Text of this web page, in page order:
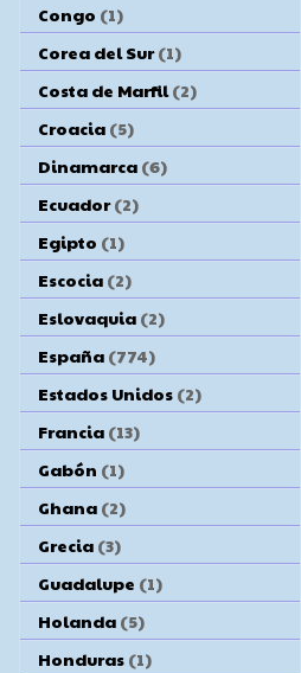
Congo (1)
Corea del Sur (1)
Costa de Marfil (2)
Croacia (5)
Dinamarca (6)
Ecuador (2)
Egipto (1)
Escocia (2)
Eslovaquia (2)
España (774)
Estados Unidos (2)
Francia (13)
Gabón (1)
Ghana (2)
Grecia (3)
Guadalupe (1)
Holanda (5)
Honduras (1)